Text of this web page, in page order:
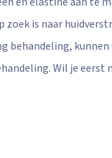
zoek is naar
behandeling,
Wil je